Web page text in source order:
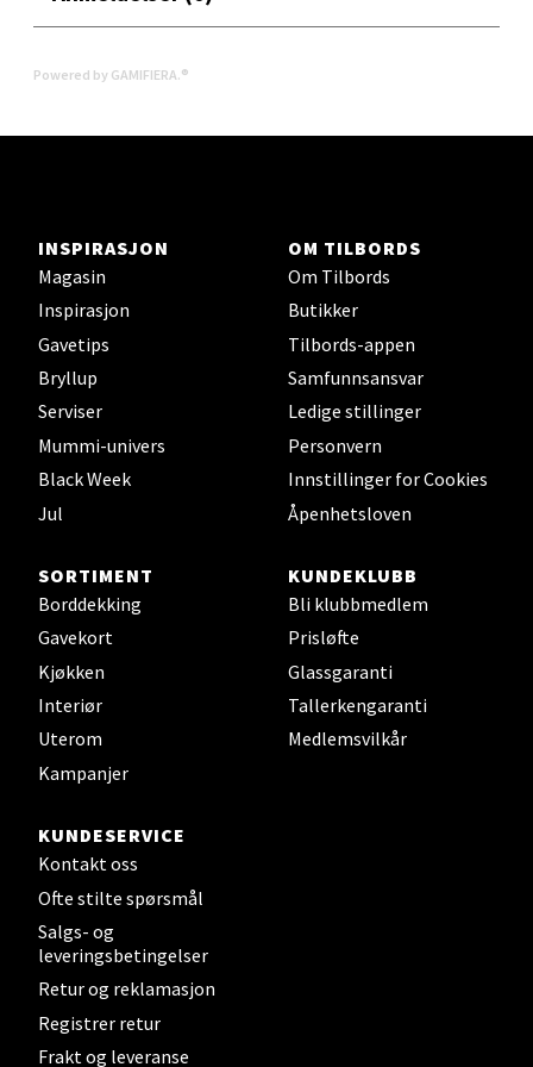
Powered by GAMIFIERA.®
INSPIRASJON
Magasin
Inspirasjon
Gavetips
Bryllup
Serviser
Mummi-univers
Black Week
Jul
OM TILBORDS
Om Tilbords
Butikker
Tilbords-appen
Samfunnsansvar
Ledige stillinger
Personvern
Innstillinger for Cookies
Åpenhetsloven
SORTIMENT
Borddekking
Gavekort
Kjøkken
Interiør
Uterom
Kampanjer
KUNDEKLUBB
Bli klubbmedlem
Prisløfte
Glassgaranti
Tallerkengaranti
Medlemsvilkår
KUNDESERVICE
Kontakt oss
Ofte stilte spørsmål
Salgs- og
leveringsbetingelser
Retur og reklamasjon
Registrer retur
Frakt og leveranse
0 i butikk
Moafjæra 14, 7606 Levanger
Åpent i dag 10-20
Mandal - Alti Mandal
Skarvøyveien 55, 4517 Mandal
Åpent i dag 10-20
0 i butikk
Velg
Mo i Rana - Thon Senter Mo i
Rana
Fridtjof Nansensgate 22, 8622 Mo i Rana
Åpent i dag 09-19
0 i butikk